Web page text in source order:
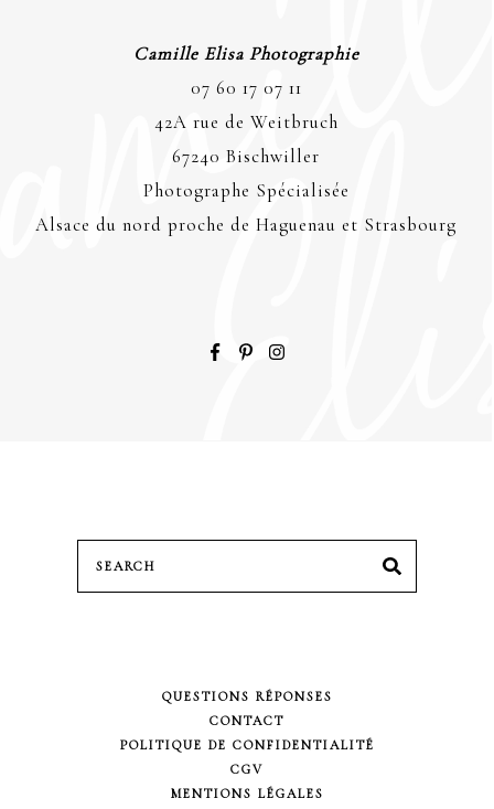
Camille Elisa Photographie
07 60 17 07 11
42A rue de Weitbruch
67240 Bischwiller
Photographe Spécialisée
Alsace du nord proche de Haguenau et Strasbourg
Search
for:
SEARCH
QUESTIONS RÉPONSES
CONTACT
POLITIQUE DE CONFIDENTIALITÉ
CGV
MENTIONS LÉGALES